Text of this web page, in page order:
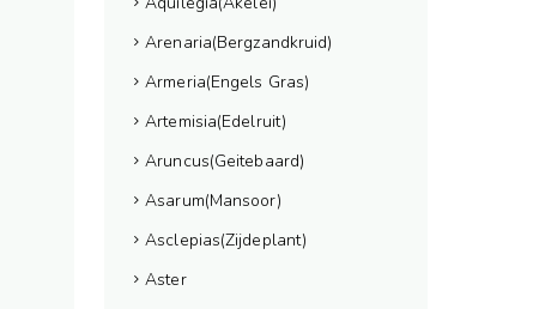
Arenaria(Bergzandkruid)
Armeria(Engels Gras)
Artemisia(Edelruit)
Aruncus(Geitebaard)
Asarum(Mansoor)
Asclepias(Zijdeplant)
Aster